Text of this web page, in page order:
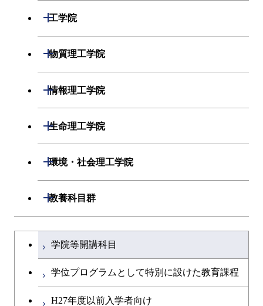
工学院
開閉
機械系
開閉
エネルギーコース
コース
原子核工学コース
システム制御コース
コース
電気電子系
開閉
エネルギーコース
ース
原子核工学コース
情報通信コース
コース
ライフエンジニアリングコ
ース
経営工学系
開閉
エンジニアリングデザイン
コース
専門科目
物質理工学院
開閉
材料系
開閉
エネルギーコース
応用化学コース
原子核工学コース
専門科目
情報理工学院
開閉
数理・計算科学系
開閉
知能情報コース
情報工学コース
知能情報コース
専門科目
生命理工学院
開閉
生命理工学系
開閉
ライフエンジニアリングコ
ース
環境・社会理工学院
開閉
建築学系
開閉
コース
都市・環境学コース
コース
開閉
教養科目群
開閉
文系教養科目
英語科目
第二外国語科目
大学院課程を切り替える
学院等開講科目
学位プログラムとして特別に設けた教育課程
H27年度以前入学者向け